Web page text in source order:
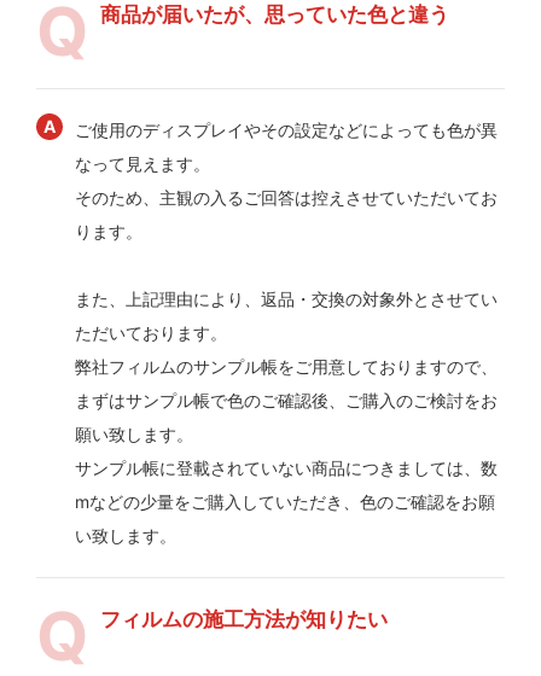
商品が届いたが、思っていた色と違う
ご使用のディスプレイやその設定などによっても色が異
なって見えます。
そのため、主観の入るご回答は控えさせていただいてお
ります。
また、上記理由により、返品・交換の対象外とさせてい
ただいております。
弊社フィルムのサンプル帳をご用意しておりますので、
まずはサンプル帳で色のご確認後、ご購入のご検討をお
願い致します。
サンプル帳に登載されていない商品につきましては、数
mなどの少量をご購入していただき、色のご確認をお願
い致します。
フィルムの施工方法が知りたい